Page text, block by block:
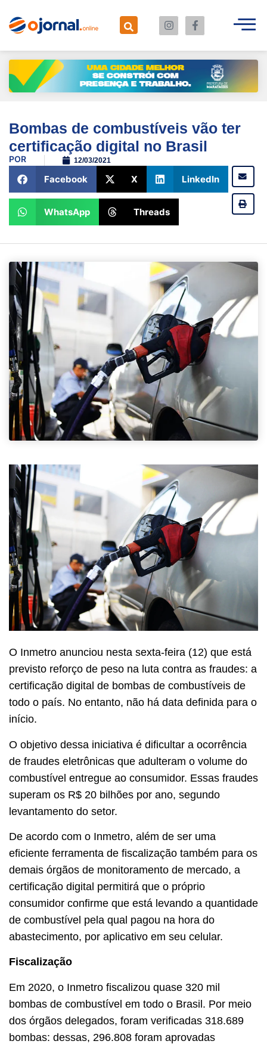
Bombas de combustíveis vão ter
certificação digital no Brasil
POR 12/03/2021
Facebook X LinkedIn
WhatsApp Threads
O Inmetro anunciou nesta sexta-feira (12) que está
previsto reforço de peso na luta contra as fraudes: a
certificação digital de bombas de combustíveis de
todo o país. No entanto, não há data definida para o
início.
O objetivo dessa iniciativa é dificultar a ocorrência
de fraudes eletrônicas que adulteram o volume do
combustível entregue ao consumidor. Essas fraudes
superam os R$ 20 bilhões por ano, segundo
levantamento do setor.
De acordo com o Inmetro, além de ser uma
eficiente ferramenta de fiscalização também para os
demais órgãos de monitoramento de mercado, a
certificação digital permitirá que o próprio
consumidor confirme que está levando a quantidade
de combustível pela qual pagou na hora do
abastecimento, por aplicativo em seu celular.
Fiscalização
Em 2020, o Inmetro fiscalizou quase 320 mil
bombas de combustível em todo o Brasil. Por meio
dos órgãos delegados, foram verificadas 318.689
bombas: dessas, 296.808 foram aprovadas